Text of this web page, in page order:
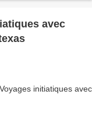
avec